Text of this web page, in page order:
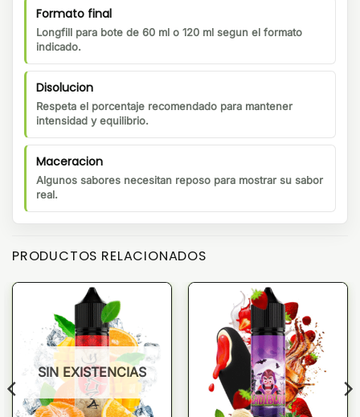
Formato final
Longfill para bote de 60 ml o 120 ml segun el formato
indicado.
Disolucion
Respeta el porcentaje recomendado para mantener
intensidad y equilibrio.
Maceracion
Algunos sabores necesitan reposo para mostrar su sabor
real.
PRODUCTOS RELACIONADOS
SIN EXISTENCIAS